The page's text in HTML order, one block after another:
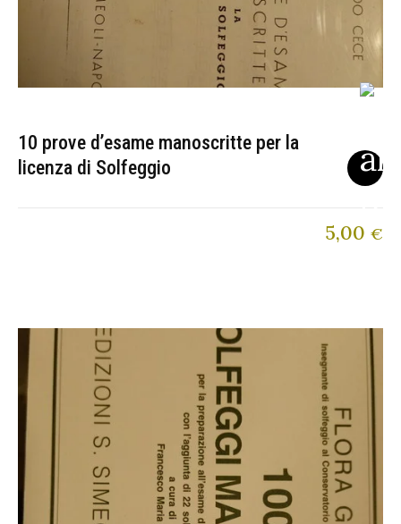
10 prove d’esame manoscritte per la
licenza di Solfeggio
5,00 €